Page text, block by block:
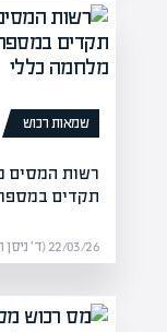
שמאות רכוש
רשות המסים
תקדים
22/03/26 (ד׳ ניסן תשפ״ו) | מערכת אפיק